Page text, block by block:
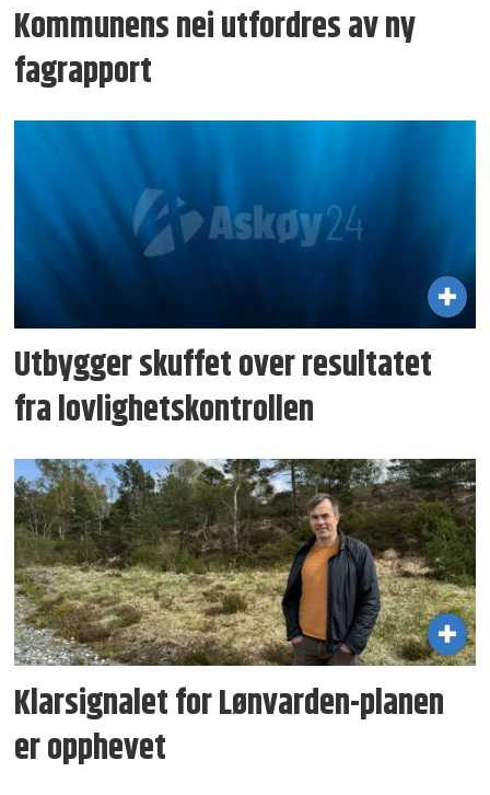
Kommunens nei utfordres av ny
fagrapport
Utbygger skuffet over resultatet
fra lovlighetskontrollen
Klarsignalet for Lønvarden-planen
er opphevet